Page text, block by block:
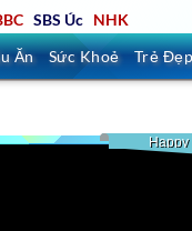
SBS Úc NHK
Ăn Sức Khoẻ Trẻ
Happy